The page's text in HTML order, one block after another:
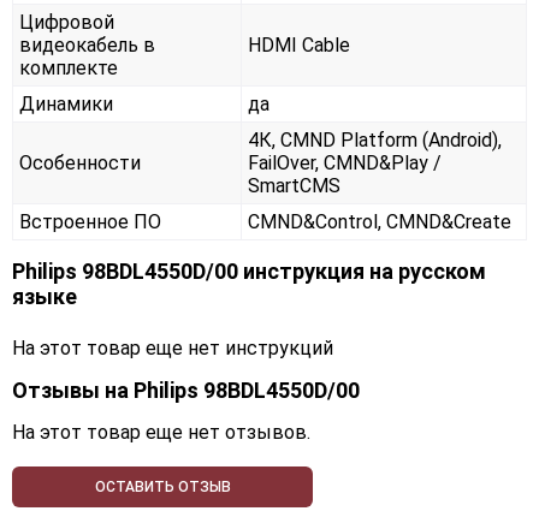
Цифровой
видеокабель в
комплекте
HDMI Cable
Динамики да
Особенности
4К, CMND Platform (Android),
FailOver, CMND&Play /
SmartCMS
Встроенное ПО
CMND&Control, CMND&Create
Philips 98BDL4550D/00 инструкция на русском
языке
На этот товар еще нет инструкций
Отзывы на Philips 98BDL4550D/00
На этот товар еще нет отзывов.
ОСТАВИТЬ ОТЗЫВ